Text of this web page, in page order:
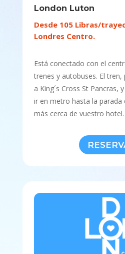
London Luton
Desde 105 Libras/
Londres Centro.
Está conectado con el
trenes y autobuses. El tren,
a King´s Cross St Pancras,
ir en metro hasta la parada
más cerca de vuestro hotel.